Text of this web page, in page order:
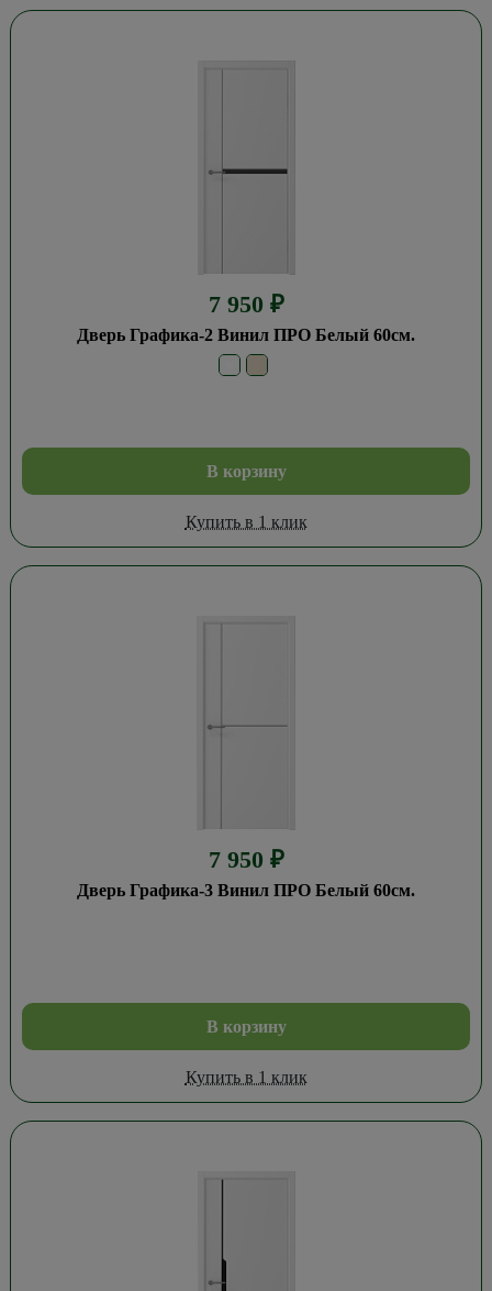
7 950 ₽
Дверь Графика-2 Винил ПРО Белый 60см.
В корзину
Купить в 1 клик
7 950 ₽
Дверь Графика-3 Винил ПРО Белый 60см.
В корзину
Купить в 1 клик